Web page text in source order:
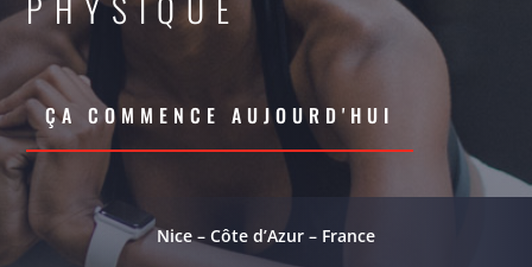
ÇA COMMENCE AUJOURD'HUI
Nice – Côte d’Azur – France